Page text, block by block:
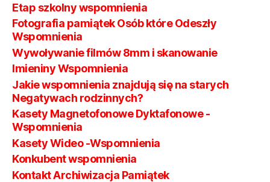
Etap szkolny wspomnienia
Fotografia pamiątek Osób które Odeszły
Wspomnienia
Wywoływanie filmów 8mm i skanowanie
Imieniny Wspomnienia
Jakie wspomnienia znajdują się na starych
Negatywach rodzinnych?
Kasety Magnetofonowe Dyktafonowe -
Wspomnienia
Kasety Wideo -Wspomnienia
Konkubent wspomnienia
Kontakt Archiwizacja Pamiątek